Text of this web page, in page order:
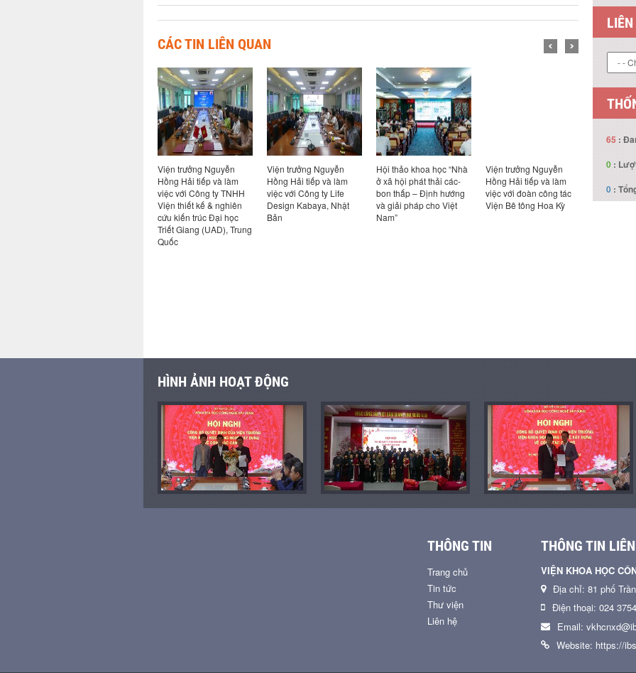
CÁC TIN LIÊN QUAN
Viện trưởng Nguyễn
Hồng Hải tiếp và làm
việc với Công ty TNHH
Viện thiết kế & nghiên
cứu kiến trúc Đại học
Triết Giang (UAD), Trung
Quốc
Viện trưởng Nguyễn
Hồng Hải tiếp và làm
việc với Công ty Life
Design Kabaya, Nhật
Bản
Hội thảo khoa học “Nhà
ở xã hội phát thải các-
bon thấp – Định hướng
và giải pháp cho Việt
Nam”
Viện trưởng Nguyễn
Hồng Hải tiếp và làm
việc với đoàn công tác
Viện Bê tông Hoa Kỳ
Hội đồng
nghiệm
nhiệm vụ:
65 :
0 :
0 :
HÌNH ẢNH HOẠT ĐỘNG
THÔNG TIN
Trang chủ
Tin tức
Thư viện
Liên hệ
THÔNG TIN
VIỆN KHOA HỌC
Địa chỉ: 81 phố
Điện thoại: 024
Email:
Website: https://